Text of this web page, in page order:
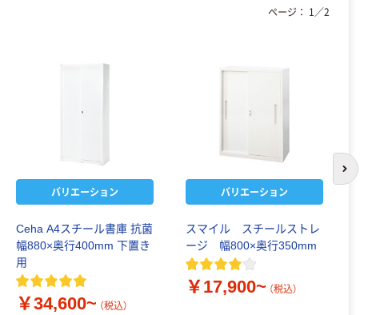
バリエーション
Ceha A4スチール書庫 抗菌
幅880×奥行400mm 下置き
用
￥34,600~ （税込）
バリエーション
スマイル スチールストレ
ージ 幅800×奥行350mm
￥17,900~ （税込）
ページ： 1 ／2
次